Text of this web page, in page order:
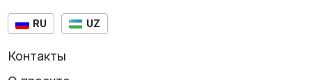
RU UZ
Контакты